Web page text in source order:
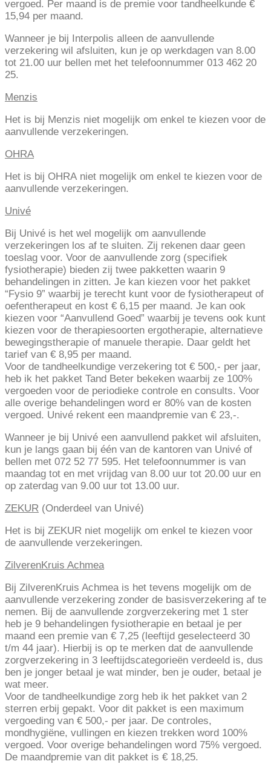
vergoed. Per maand is de premie voor tandheelkunde €
15,94 per maand.
Wanneer je bij Interpolis alleen de aanvullende
verzekering wil afsluiten, kun je op werkdagen van 8.00
tot 21.00 uur bellen met het telefoonnummer 013 462 20
25.
Menzis
Het is bij Menzis niet mogelijk om enkel te kiezen voor de
aanvullende verzekeringen.
OHRA
Het is bij OHRA niet mogelijk om enkel te kiezen voor de
aanvullende verzekeringen.
Univé
Bij Univé is het wel mogelijk om aanvullende
verzekeringen los af te sluiten. Zij rekenen daar geen
toeslag voor. Voor de aanvullende zorg (specifiek
fysiotherapie) bieden zij twee pakketten waarin 9
behandelingen in zitten. Je kan kiezen voor het pakket
“Fysio 9” waarbij je terecht kunt voor de fysiotherapeut of
oefentherapeut en kost € 6,15 per maand. Je kan ook
kiezen voor “Aanvullend Goed” waarbij je tevens ook kunt
kiezen voor de therapiesoorten ergotherapie, alternatieve
bewegingstherapie of manuele therapie. Daar geldt het
tarief van € 8,95 per maand.
Voor de tandheelkundige verzekering tot € 500,- per jaar,
heb ik het pakket Tand Beter bekeken waarbij ze 100%
vergoeden voor de periodieke controle en consults. Voor
alle overige behandelingen word er 80% van de kosten
vergoed. Univé rekent een maandpremie van € 23,-.
Wanneer je bij Univé een aanvullend pakket wil afsluiten,
kun je langs gaan bij één van de kantoren van Univé of
bellen met 072 52 77 595. Het telefoonnummer is van
maandag tot en met vrijdag van 8.00 uur tot 20.00 uur en
op zaterdag van 9.00 uur tot 13.00 uur.
ZEKUR (Onderdeel van Univé)
Het is bij ZEKUR niet mogelijk om enkel te kiezen voor
de aanvullende verzekeringen.
ZilverenKruis Achmea
Bij ZilverenKruis Achmea is het tevens mogelijk om de
aanvullende verzekering zonder de basisverzekering af te
nemen. Bij de aanvullende zorgverzekering met 1 ster
heb je 9 behandelingen fysiotherapie en betaal je per
maand een premie van € 7,25 (leeftijd geselecteerd 30
t/m 44 jaar). Hierbij is op te merken dat de aanvullende
zorgverzekering in 3 leeftijdscategorieën verdeeld is, dus
ben je jonger betaal je wat minder, ben je ouder, betaal je
wat meer.
Voor de tandheelkundige zorg heb ik het pakket van 2
sterren erbij gepakt. Voor dit pakket is een maximum
vergoeding van € 500,- per jaar. De controles,
mondhygiëne, vullingen en kiezen trekken word 100%
vergoed. Voor overige behandelingen word 75% vergoed.
De maandpremie van dit pakket is € 18,25.